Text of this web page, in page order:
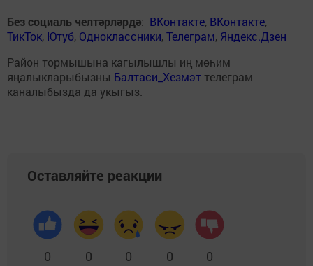
Без социаль челтәрләрдә: ВКонтакте, ВКонтакте,
ТикТок, Ютуб, Одноклассники,Телеграм, Яндекс.Дзен
Район тормышына кагылышлы иң мөһим
яңалыкларыбызны Балтаси_Хезмэт телеграм
каналыбызда да укыгыз.
Оставляйте реакции
0 0 0 0 0